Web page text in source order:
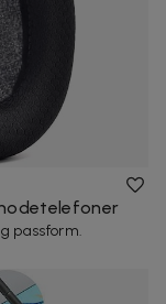
passform.